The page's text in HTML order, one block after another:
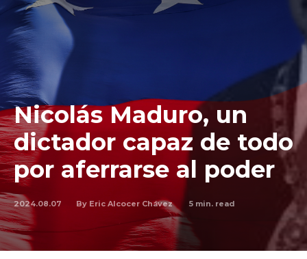
Nicolás Maduro, un
dictador capaz de todo
por aferrarse al poder
2024.08.07 By Eric Alcocer Chávez 5 min. read